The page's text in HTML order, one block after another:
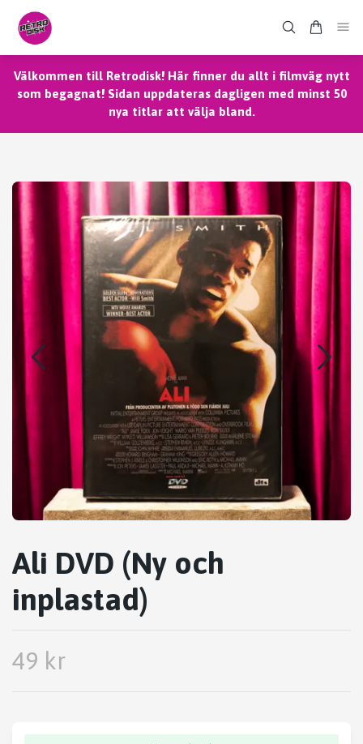
Välkommen till Retrodisk! Här finner du allt i filmväg nytt
som begagnat! Sidan uppdateras dagligen med minst 50
nya titlar att välja bland.
Ali DVD (Ny och
inplastad)
49 kr